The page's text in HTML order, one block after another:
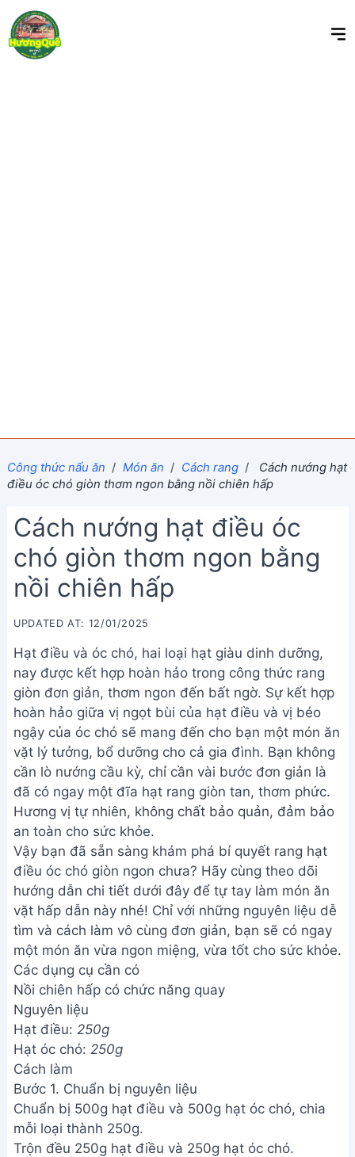
Công thức nấu ăn / Món ăn / Cách rang /
Cách nướng hạt
điều óc chó giòn thơm ngon bằng nồi chiên hấp
Cách nướng hạt điều óc
chó giòn thơm ngon bằng
nồi chiên hấp
UPDATED AT: 12/01/2025
Hạt điều và óc chó, hai loại hạt giàu dinh dưỡng,
nay được kết hợp hoàn hảo trong công thức rang
giòn đơn giản, thơm ngon đến bất ngờ. Sự kết hợp
hoàn hảo giữa vị ngọt bùi của hạt điều và vị béo
ngậy của óc chó sẽ mang đến cho bạn một món ăn
vặt lý tưởng, bổ dưỡng cho cả gia đình. Bạn không
cần lò nướng cầu kỳ, chỉ cần vài bước đơn giản là
đã có ngay một đĩa hạt rang giòn tan, thơm phức.
Hương vị tự nhiên, không chất bảo quản, đảm bảo
an toàn cho sức khỏe.
Vậy bạn đã sẵn sàng khám phá bí quyết rang hạt
điều óc chó giòn ngon chưa? Hãy cùng theo dõi
hướng dẫn chi tiết dưới đây để tự tay làm món ăn
vặt hấp dẫn này nhé! Chỉ với những nguyên liệu dễ
tìm và cách làm vô cùng đơn giản, bạn sẽ có ngay
một món ăn vừa ngon miệng, vừa tốt cho sức khỏe.
Các dụng cụ cần có
Nồi chiên hấp có chức năng quay
Nguyên liệu
Hạt điều: 250g
Hạt óc chó: 250g
Cách làm
Bước 1. Chuẩn bị nguyên liệu
Chuẩn bị 500g hạt điều và 500g hạt óc chó, chia
mỗi loại thành 250g.
Trộn đều 250g hạt điều và 250g hạt óc chó.